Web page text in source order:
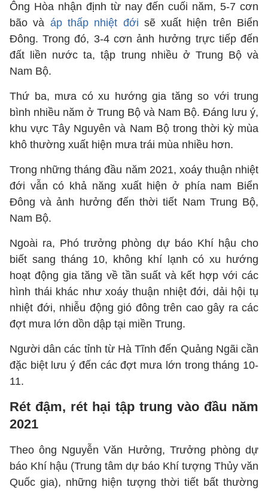
Ông Hòa nhận định từ nay đến cuối năm, 5-7 cơn
bão và áp thấp nhiệt đới sẽ xuất hiện trên Biển
Đông. Trong đó, 3-4 cơn ảnh hưởng trực tiếp đến
đất liền nước ta, tập trung nhiều ở Trung Bộ và
Nam Bộ.
Thứ ba, mưa có xu hướng gia tăng so với trung
bình nhiều năm ở Trung Bộ và Nam Bộ. Đáng lưu ý,
khu vực Tây Nguyên và Nam Bộ trong thời kỳ mùa
khô thường xuất hiện mưa trái mùa nhiều hơn.
Trong những tháng đầu năm 2021, xoáy thuận nhiệt
đới vẫn có khả năng xuất hiện ở phía nam Biển
Đông và ảnh hưởng đến thời tiết Nam Trung Bộ,
Nam Bộ.
Ngoài ra, Phó trưởng phòng dự báo Khí hậu cho
biết sang tháng 10, không khí lạnh có xu hướng
hoạt động gia tăng về tần suất và kết hợp với các
hình thái khác như xoáy thuận nhiệt đới, dải hội tụ
nhiệt đới, nhiễu động gió đông trên cao gây ra các
đợt mưa lớn dồn dập tại miền Trung.
Người dân các tỉnh từ Hà Tĩnh đến Quảng Ngãi cần
đặc biệt lưu ý đến các đợt mưa lớn trong tháng 10-
11.
Rét đậm, rét hại tập trung vào đầu năm
2021
Theo ông Nguyễn Văn Hưởng, Trưởng phòng dự
báo Khí hậu (Trung tâm dự báo Khí tượng Thủy văn
Quốc gia), những hiện tượng thời tiết bất thường